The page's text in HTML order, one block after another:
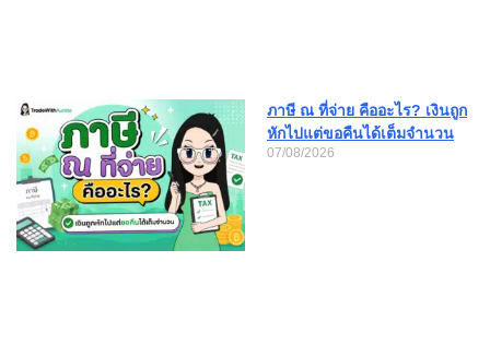
ภาษี ณ ที่จ่าย คืออะไร? เงินถูก
หักไปแต่ขอคืนได้เต็มจำนวน
07/08/2026